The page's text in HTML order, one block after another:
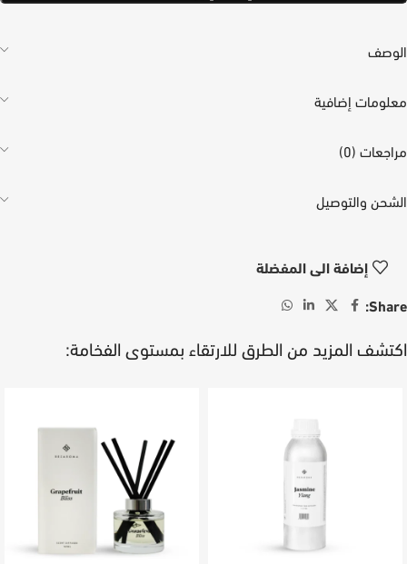
الوصف
معلومات إضافية
مراجعات (0)
الشحن والتوصيل
إضافة الى المفضلة
Share:
اكتشف المزيد من الطرق للارتقاء بمستوى الفخامة: